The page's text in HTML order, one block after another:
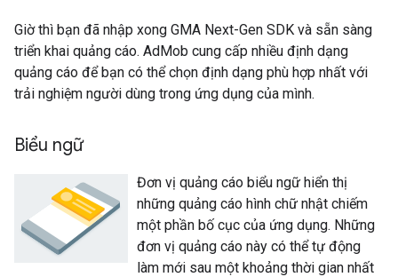
Giờ thì bạn đã nhập xong GMA Next-Gen SDK và sẵn sàng
triển khai quảng cáo. AdMob cung cấp nhiều định dạng
quảng cáo để bạn có thể chọn định dạng phù hợp nhất với
trải nghiệm người dùng trong ứng dụng của mình.
Biểu ngữ
Đơn vị quảng cáo biểu ngữ hiển thị
những quảng cáo hình chữ nhật chiếm
một phần bố cục của ứng dụng. Những
đơn vị quảng cáo này có thể tự động
làm mới sau một khoảng thời gian nhất